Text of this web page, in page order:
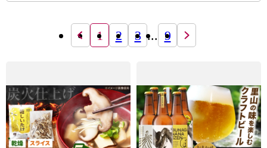
1 2 3 ... 9